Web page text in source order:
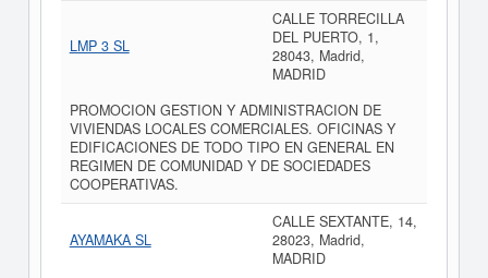
LMP 3 SL
CALLE TORRECILLA
DEL PUERTO, 1,
28043, Madrid,
MADRID
PROMOCION GESTION Y ADMINISTRACION DE
VIVIENDAS LOCALES COMERCIALES. OFICINAS Y
EDIFICACIONES DE TODO TIPO EN GENERAL EN
REGIMEN DE COMUNIDAD Y DE SOCIEDADES
COOPERATIVAS.
AYAMAKA SL
CALLE SEXTANTE, 14,
28023, Madrid,
MADRID